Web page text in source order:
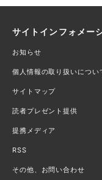
サイトインフォメー
お知らせ
個人情報の取り扱いについ
サイトマップ
読者プレゼント提供
提携メディア
RSS
その他、お問い合わせ